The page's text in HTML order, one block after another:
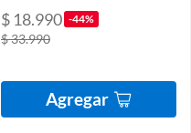
$ 18.990 -44%
$ 33.990
Agregar